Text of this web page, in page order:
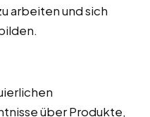
arbeiten und sich
über Produkte,